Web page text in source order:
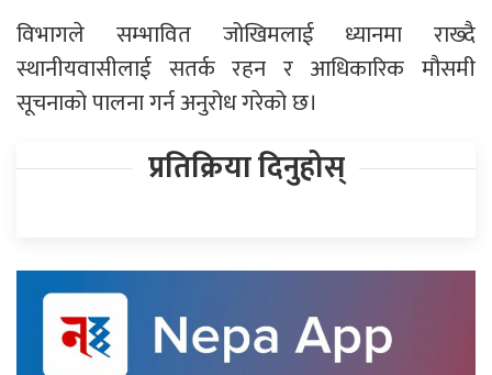
विभागले सम्भावित जोखिमलाई ध्यानमा राख्दै
स्थानीयवासीलाई सतर्क रहन र आधिकारिक मौसमी
सूचनाको पालना गर्न अनुरोध गरेको छ।
प्रतिक्रिया दिनुहोस्